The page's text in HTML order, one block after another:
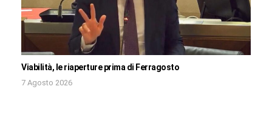
Viabilità, le riaperture prima di Ferragosto
7 Agosto 2026